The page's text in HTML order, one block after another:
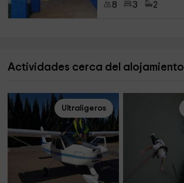
8 3 2
Actividades cerca del alojamiento
Ultraligeros